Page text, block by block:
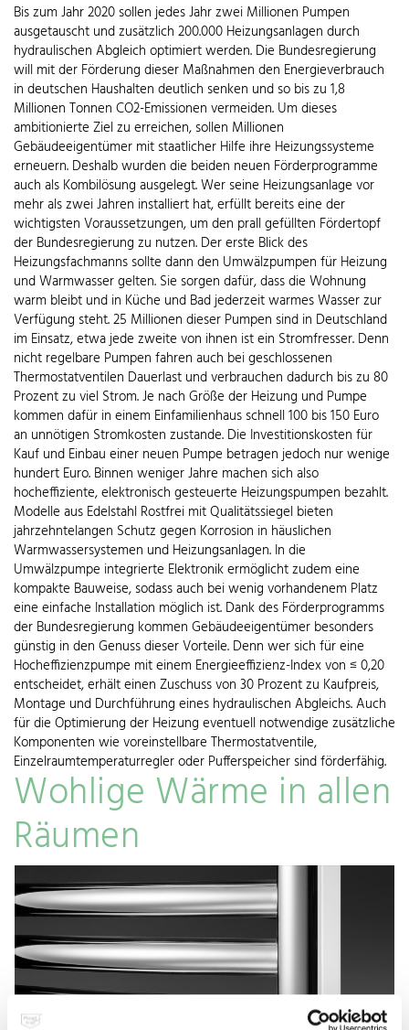
Bis zum Jahr 2020 sollen jedes Jahr zwei Millionen Pumpen
ausgetauscht und zusätzlich 200.000 Heizungsanlagen durch
hydraulischen Abgleich optimiert werden. Die Bundesregierung
will mit der Förderung dieser Maßnahmen den Energieverbrauch
in deutschen Haushalten deutlich senken und so bis zu 1,8
Millionen Tonnen CO2-Emissionen vermeiden. Um dieses
ambitionierte Ziel zu erreichen, sollen Millionen
Gebäudeeigentümer mit staatlicher Hilfe ihre Heizungssysteme
erneuern. Deshalb wurden die beiden neuen Förderprogramme
auch als Kombilösung ausgelegt. Wer seine Heizungsanlage vor
mehr als zwei Jahren installiert hat, erfüllt bereits eine der
wichtigsten Voraussetzungen, um den prall gefüllten Fördertopf
der Bundesregierung zu nutzen. Der erste Blick des
Heizungsfachmanns sollte dann den Umwälzpumpen für Heizung
und Warmwasser gelten. Sie sorgen dafür, dass die Wohnung
warm bleibt und in Küche und Bad jederzeit warmes Wasser zur
Verfügung steht. 25 Millionen dieser Pumpen sind in Deutschland
im Einsatz, etwa jede zweite von ihnen ist ein Stromfresser. Denn
nicht regelbare Pumpen fahren auch bei geschlossenen
Thermostatventilen Dauerlast und verbrauchen dadurch bis zu 80
Prozent zu viel Strom. Je nach Größe der Heizung und Pumpe
kommen dafür in einem Einfamilienhaus schnell 100 bis 150 Euro
an unnötigen Stromkosten zustande. Die Investitionskosten für
Kauf und Einbau einer neuen Pumpe betragen jedoch nur wenige
hundert Euro. Binnen weniger Jahre machen sich also
hocheffiziente, elektronisch gesteuerte Heizungspumpen bezahlt.
Modelle aus Edelstahl Rostfrei mit Qualitätssiegel bieten
jahrzehntelangen Schutz gegen Korrosion in häuslichen
Warmwassersystemen und Heizungsanlagen. In die
Umwälzpumpe integrierte Elektronik ermöglicht zudem eine
kompakte Bauweise, sodass auch bei wenig vorhandenem Platz
eine einfache Installation möglich ist. Dank des Förderprogramms
der Bundesregierung kommen Gebäudeeigentümer besonders
günstig in den Genuss dieser Vorteile. Denn wer sich für eine
Hocheffizienzpumpe mit einem Energieeffizienz-Index von ≤ 0,20
entscheidet, erhält einen Zuschuss von 30 Prozent zu Kaufpreis,
Montage und Durchführung eines hydraulischen Abgleichs. Auch
für die Optimierung der Heizung eventuell notwendige zusätzliche
Komponenten wie voreinstellbare Thermostatventile,
Einzelraumtemperaturregler oder Pufferspeicher sind förderfähig.
Wohlige Wärme in allen
Räumen